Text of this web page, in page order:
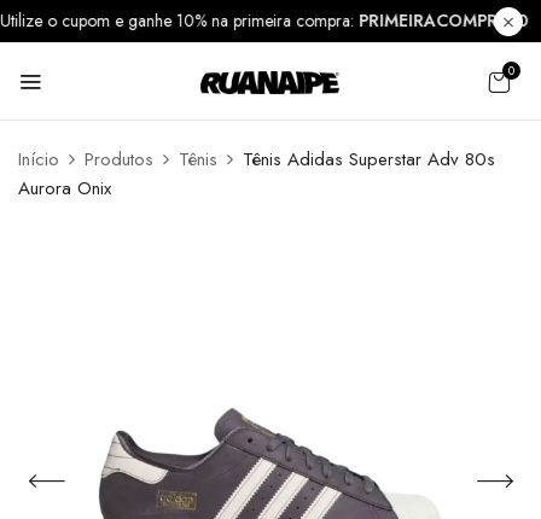
Utilize o cupom e ganhe 10% na primeira compra:
0
Início Produtos Tênis
Tênis Adidas Superstar Adv 80s
Aurora Onix